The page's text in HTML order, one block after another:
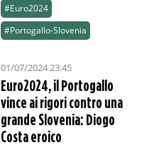
#Euro2024
#Portogallo-Slovenia
01/07/2024 23:45
Euro2024, il Portogallo
vince ai rigori contro una
grande Slovenia: Diogo
Costa eroico